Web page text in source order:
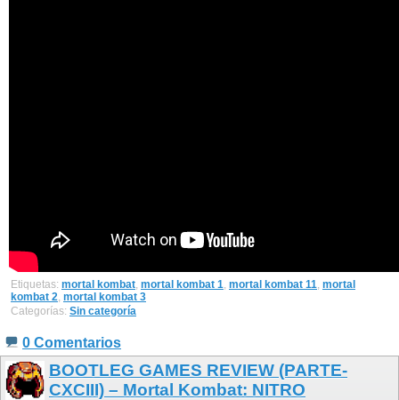
Etiquetas: mortal kombat, mortal kombat 1, mortal kombat 11, mortal
kombat 2, mortal kombat 3
Categorías: Sin categoría
0 Comentarios
BOOTLEG GAMES REVIEW (PARTE-
CXCIII) – Mortal Kombat: NITRO